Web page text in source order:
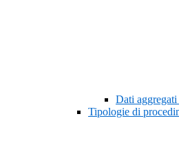
Dati
Tipologie di